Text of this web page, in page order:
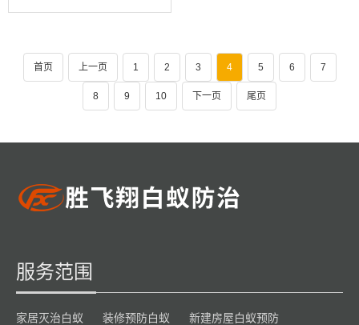
首页 上一页 1 2 3 4 5 6 7
8 9 10 下一页 尾页
服务范围
家居灭治白蚁 装修预防白蚁 新建房屋白蚁预防